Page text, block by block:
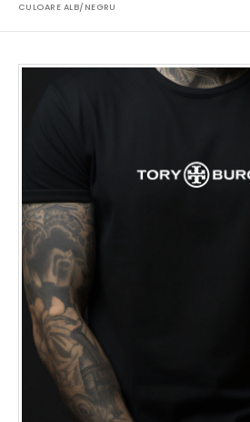
CULOARE ALB/NEGRU